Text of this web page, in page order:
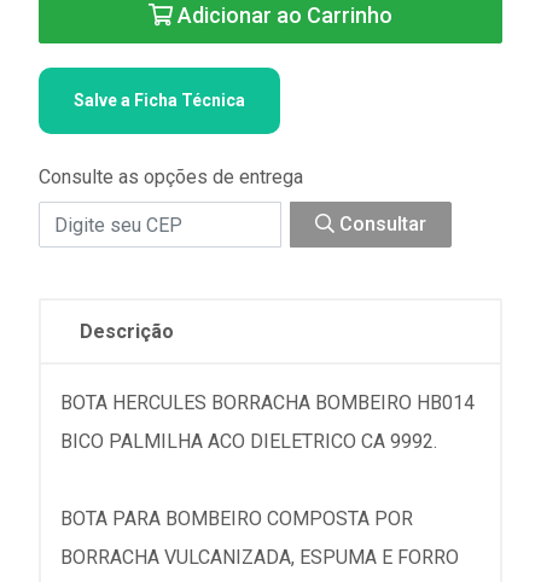
Adicionar ao Carrinho
Salve a Ficha Técnica
Consulte as opções de entrega
Consultar
Descrição
BOTA HERCULES BORRACHA BOMBEIRO HB014
BICO PALMILHA ACO DIELETRICO CA 9992.
BOTA PARA BOMBEIRO COMPOSTA POR
BORRACHA VULCANIZADA, ESPUMA E FORRO